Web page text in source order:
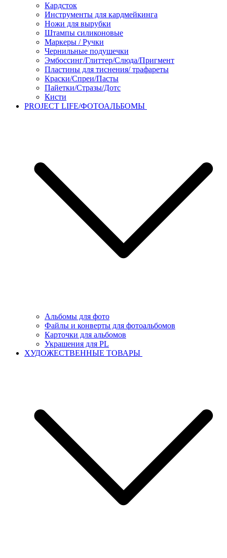
Кардсток
Инструменты для кардмейкинга
Ножи для вырубки
Штампы силиконовые
Маркеры / Ручки
Чернильные подушечки
Эмбоссинг/Глиттер/Слюда/Пригмент
Пластины для тиснения/ трафареты
Краски/Спреи/Пасты
Пайетки/Стразы/Дотс
Кисти
PROJECT LIFE/ФОТОАЛЬБОМЫ
Альбомы для фото
Файлы и конверты для фотоальбомов
Карточки для альбомов
Украшения для PL
ХУДОЖЕСТВЕННЫЕ ТОВАРЫ